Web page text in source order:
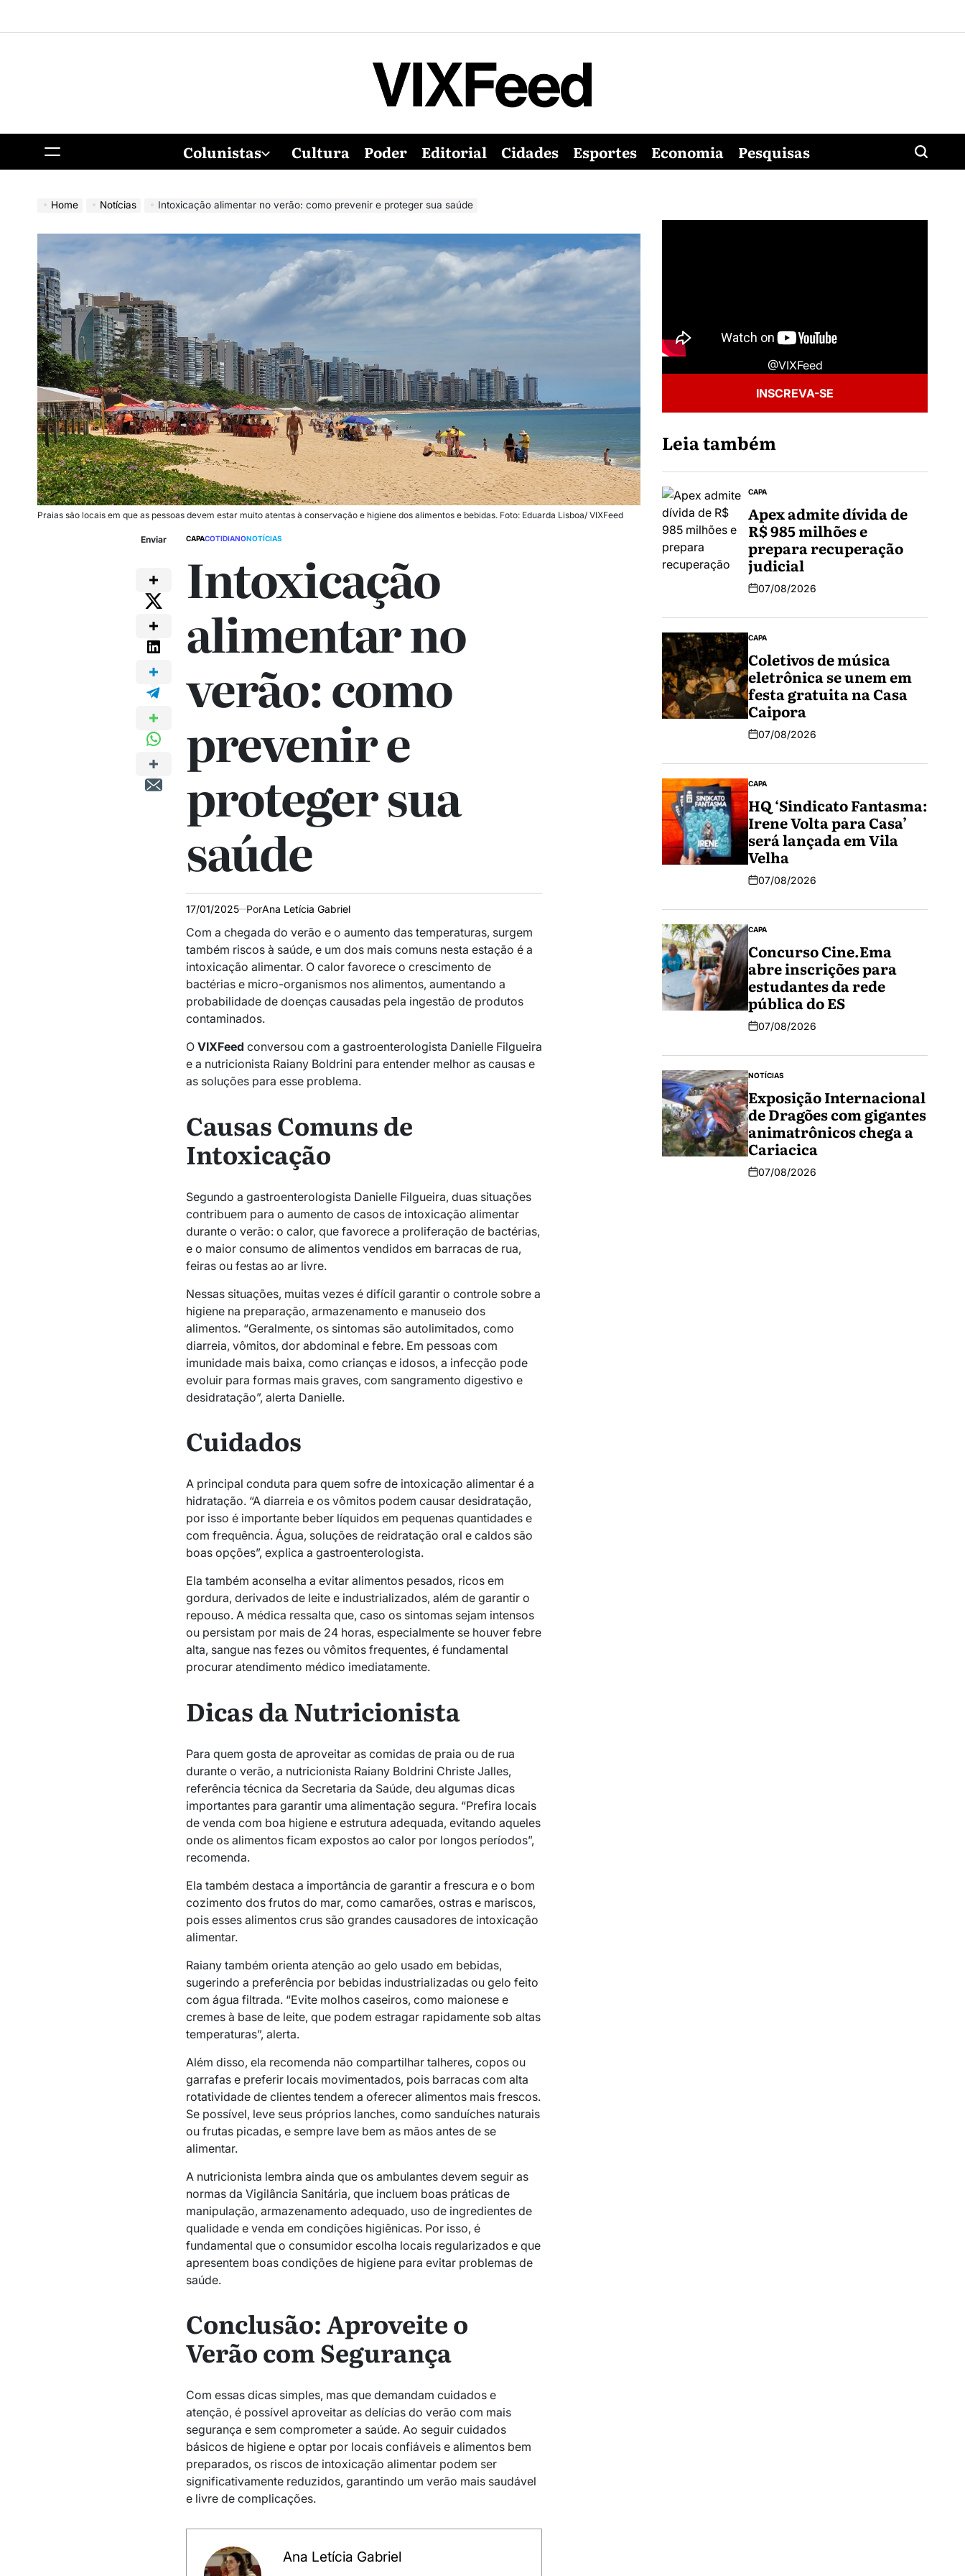
Colunistas Cultura Poder Editorial Cidades Esportes Economia Pesquisas
Home Notícias Intoxicação alimentar no verão: como prevenir e proteger sua saúde
Praias são locais em que as pessoas devem estar muito atentas à conservação e higiene dos alimentos e bebidas. Foto: Eduarda Lisboa/ VIXFeed
Enviar CAPACOTIDIANONOTÍCIAS
Intoxicação
alimentar no
verão: como
prevenir e
proteger sua
saúde
17/01/2025 PorAna Letícia Gabriel
Com a chegada do verão e o aumento das temperaturas, surgem
também riscos à saúde, e um dos mais comuns nesta estação é a
intoxicação alimentar. O calor favorece o crescimento de
bactérias e micro-organismos nos alimentos, aumentando a
probabilidade de doenças causadas pela ingestão de produtos
contaminados.
O VIXFeed conversou com a gastroenterologista Danielle Filgueira
e a nutricionista Raiany Boldrini para entender melhor as causas e
as soluções para esse problema.
Causas Comuns de
Intoxicação
Segundo a gastroenterologista Danielle Filgueira, duas situações
contribuem para o aumento de casos de intoxicação alimentar
durante o verão: o calor, que favorece a proliferação de bactérias,
e o maior consumo de alimentos vendidos em barracas de rua,
feiras ou festas ao ar livre.
Nessas situações, muitas vezes é difícil garantir o controle sobre a
higiene na preparação, armazenamento e manuseio dos
alimentos. “Geralmente, os sintomas são autolimitados, como
diarreia, vômitos, dor abdominal e febre. Em pessoas com
imunidade mais baixa, como crianças e idosos, a infecção pode
evoluir para formas mais graves, com sangramento digestivo e
desidratação”, alerta Danielle.
Cuidados
A principal conduta para quem sofre de intoxicação alimentar é a
hidratação. “A diarreia e os vômitos podem causar desidratação,
por isso é importante beber líquidos em pequenas quantidades e
com frequência. Água, soluções de reidratação oral e caldos são
boas opções”, explica a gastroenterologista.
Ela também aconselha a evitar alimentos pesados, ricos em
gordura, derivados de leite e industrializados, além de garantir o
repouso. A médica ressalta que, caso os sintomas sejam intensos
ou persistam por mais de 24 horas, especialmente se houver febre
alta, sangue nas fezes ou vômitos frequentes, é fundamental
procurar atendimento médico imediatamente.
Dicas da Nutricionista
Para quem gosta de aproveitar as comidas de praia ou de rua
durante o verão, a nutricionista Raiany Boldrini Christe Jalles,
referência técnica da Secretaria da Saúde, deu algumas dicas
importantes para garantir uma alimentação segura. “Prefira locais
de venda com boa higiene e estrutura adequada, evitando aqueles
onde os alimentos ficam expostos ao calor por longos períodos”,
recomenda.
Ela também destaca a importância de garantir a frescura e o bom
cozimento dos frutos do mar, como camarões, ostras e mariscos,
pois esses alimentos crus são grandes causadores de intoxicação
alimentar.
Raiany também orienta atenção ao gelo usado em bebidas,
sugerindo a preferência por bebidas industrializadas ou gelo feito
com água filtrada. “Evite molhos caseiros, como maionese e
cremes à base de leite, que podem estragar rapidamente sob altas
temperaturas”, alerta.
Além disso, ela recomenda não compartilhar talheres, copos ou
garrafas e preferir locais movimentados, pois barracas com alta
rotatividade de clientes tendem a oferecer alimentos mais frescos.
Se possível, leve seus próprios lanches, como sanduíches naturais
ou frutas picadas, e sempre lave bem as mãos antes de se
alimentar.
A nutricionista lembra ainda que os ambulantes devem seguir as
normas da Vigilância Sanitária, que incluem boas práticas de
manipulação, armazenamento adequado, uso de ingredientes de
qualidade e venda em condições higiênicas. Por isso, é
fundamental que o consumidor escolha locais regularizados e que
apresentem boas condições de higiene para evitar problemas de
saúde.
Conclusão: Aproveite o
Verão com Segurança
Com essas dicas simples, mas que demandam cuidados e
atenção, é possível aproveitar as delícias do verão com mais
segurança e sem comprometer a saúde. Ao seguir cuidados
básicos de higiene e optar por locais confiáveis e alimentos bem
preparados, os riscos de intoxicação alimentar podem ser
significativamente reduzidos, garantindo um verão mais saudável
e livre de complicações.
Ana Letícia Gabriel
@VIXFeed
INSCREVA-SE
Leia também
CAPA
Apex admite dívida de
R$ 985 milhões e
prepara recuperação
judicial
07/08/2026
CAPA
Coletivos de música
eletrônica se unem em
festa gratuita na Casa
Caipora
07/08/2026
CAPA
HQ ‘Sindicato Fantasma:
Irene Volta para Casa’
será lançada em Vila
Velha
07/08/2026
CAPA
Concurso Cine.Ema
abre inscrições para
estudantes da rede
pública do ES
07/08/2026
NOTÍCIAS
Exposição Internacional
de Dragões com gigantes
animatrônicos chega a
Cariacica
07/08/2026